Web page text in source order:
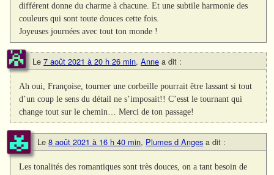
différent donne du charme à chacune. Et une subtile harmonie des
couleurs qui sont toute douces cette fois.
Joyeuses journées avec tout ton monde !
Le 7 août 2021 à 20 h 26 min, Anne a dit :
Ah oui, Françoise, tourner une corbeille pourrait être lassant si tout
d’un coup le sens du détail ne s’imposait!! C’esst le tournant qui
change tout sur le chemin… Merci de ton passage!
Le 8 août 2021 à 16 h 40 min, Plumes d Anges a dit :
Les tonalités des romantiques sont très douces, on a tant besoin de